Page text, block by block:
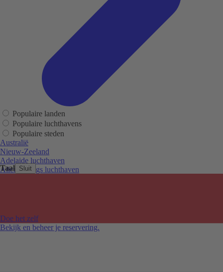
Taal Sluit
Doe het zelf
Bekijk en beheer je reservering.
Populaire landen
Populaire luchthavens
Populaire steden
Australië
Nieuw-Zeeland
Adelaide luchthaven
Alice Springs luchthaven
Melbourne Tullamarine luchthaven
Perth luchthaven
Sydney luchthaven